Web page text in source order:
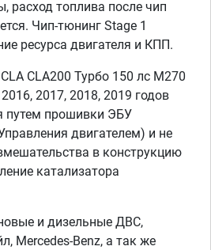
расход топлива после чип
Чип-тюнинг Stage 1
ресурса двигателя и КПП.
CLA200 Турбо 150 лс M270
2017, 2018, 2019 годов
путем прошивки ЭБУ
двигателем) и не
в конструкцию
катализатора
и дизельные ДВС,
Mercedes-Benz, а так же